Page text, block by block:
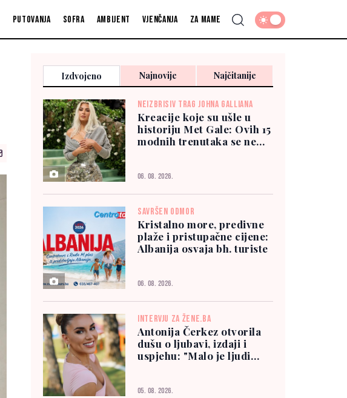
Putovanja Sofra Ambijent Vjenčanja Za mame
Izdvojeno Najnovije Najčitanije
NEIZBRISIV TRAG JOHNA GALLIANA
Kreacije koje su ušle u
historiju Met Gale: Ovih 15
modnih trenutaka se ne
06. 08. 2026.
SAVRŠEN ODMOR
Kristalno more, predivne
plaže i pristupačne cijene:
Albanija osvaja bh. turiste
06. 08. 2026.
INTERVJU ZA ŽENE.BA
Antonija Čerkez otvorila
dušu o ljubavi, izdaji i
uspjehu: "Malo je ljudi
05. 08. 2026.